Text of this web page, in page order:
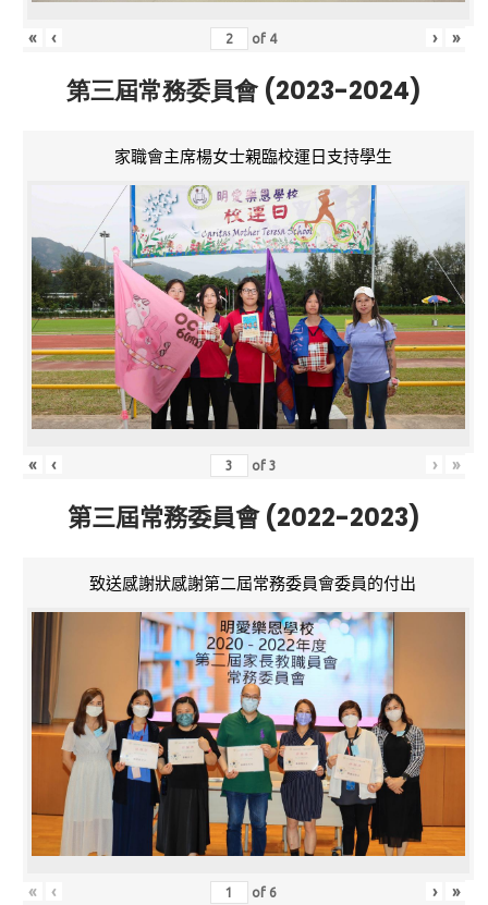
« ‹ of 4 › »
第三屆常務委員會 (2023-2024)
家職會主席楊女士親臨校運日支持學生
« ‹ of3 › »
第三屆常務委員會 (2022-2023)
致送感謝狀感謝第二屆常務委員會委員的付出
« ‹ of 6 › »